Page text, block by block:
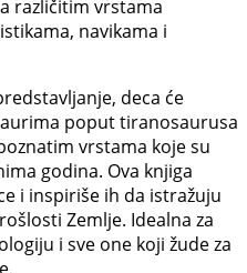
različitim vrstama
navikama i
deca će
poput tiranosaurusa
vrstama koje su
godina. Ova knjiga
i inspiriše ih da istražuju
Zemlje. Idealna za
i sve one koji žude za